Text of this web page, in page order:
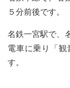
５分前後です。
名鉄一宮駅で、
電車に乗り「
す。